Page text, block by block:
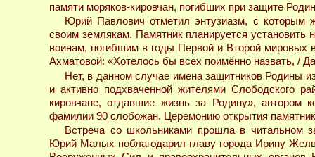
памяти моряков-кировчан, погибших при защите
Юрий Павлович отметил энтузиазм, с которым
своим землякам. Памятник планируется установить
воинам, погибшим в годы Первой и Второй мировых
Ахматовой: «Хотелось бы всех поимённо назвать, /
Нет, в данном случае имена защитников Родины
и активно подхваченной жителями Слободского
кировчане, отдавшие жизнь за Родину»,
фамилии 90 слобожан. Церемонию открытия
Встреча со школьниками прошла в читальном
Юрий Малых поблагодарил главу города Ирину